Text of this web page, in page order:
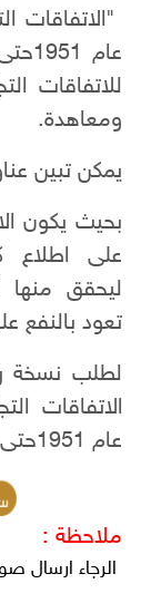
"الاتفاقات
ومعاهدة.
يمكن تبين
بحيث يكون
على اطلاع
ليحقق منها
تعود بالنفع
الاتفاقات
عام 1951حتى 1956"
ملاحظة :
الرجاء ارسال